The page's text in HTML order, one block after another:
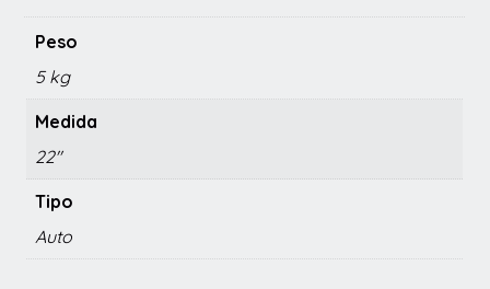
Peso
5 kg
Medida
22"
Tipo
Auto